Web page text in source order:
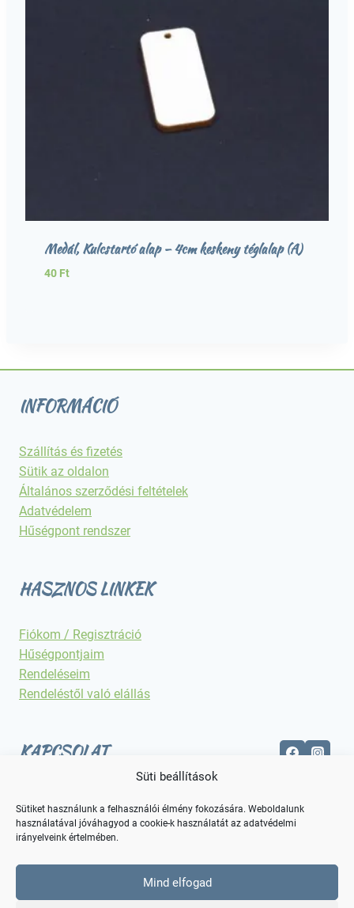
Süti beállítások
Sütiket használunk a felhasználói élmény fokozására. Weboldalunk
használatával jóváhagyod a cookie-k használatát az adatvédelmi
irányelveink értelmében.
Mind elfogad
Medál, Kulcstartó alap – 4cm keskeny téglalap (A)
40 Ft
INFORMÁCIÓ
Szállítás és fizetés
Sütik az oldalon
Általános szerződési feltételek
Adatvédelem
Hűségpont rendszer
HASZNOS LINKEK
Fiókom / Regisztráció
Hűségpontjaim
Rendeléseim
Rendeléstől való elállás
KAPCSOLAT